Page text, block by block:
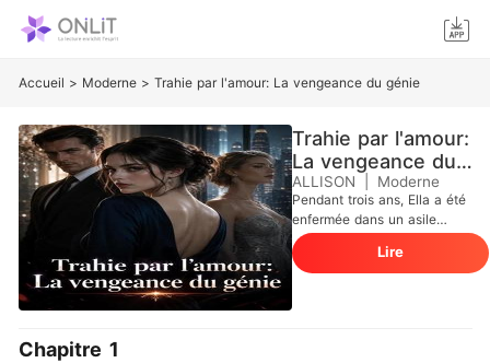
Accueil > Moderne > Trahie par l'amour: La vengeance du génie
Trahie par l'amour:
La vengeance du
génie
ALLISON Moderne
Pendant trois ans, Ella a été
enfermée dans un asile
psychiatrique lugubre, gavée
de sédatifs et isolée du
monde. Tout cela parce que
Lire
Chapitre 1